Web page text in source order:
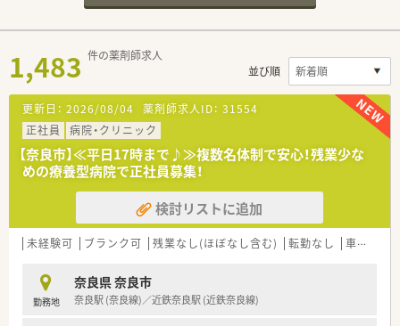
1,483 件の薬剤師求人
並び順
更新日： 2026/08/04 薬剤師求人ID： 31554
正社員
病院・クリニック
【奈良市】≪平日17時まで♪≫複数名体制で安心！残業少な
めの療養型病院で正社員募集！
検討リストに追加
未経験可 ブランク可 残業なし(ほぼなし含む) 転勤なし 車通勤可
勤務地
奈良県 奈良市
奈良駅 (奈良線)／近鉄奈良駅 (近鉄奈良線)